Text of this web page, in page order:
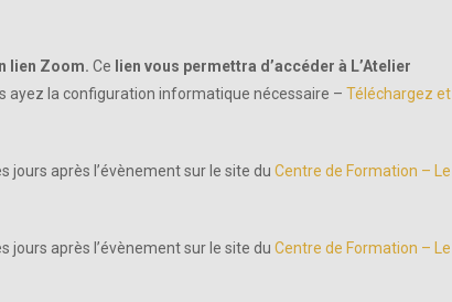
lien Zoom. Ce lien vous permettra d’accéder à L’Atelier
ayez la configuration informatique nécessaire – Téléchargez et
jours après l’évènement sur le site du Centre de Formation – Le
jours après l’évènement sur le site du Centre de Formation – Le